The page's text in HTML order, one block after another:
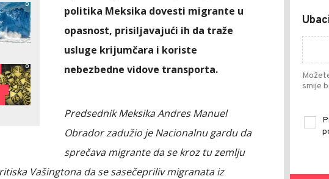
0
0
politika Meksika dovesti migrante u
opasnost, prisiljavajući ih da traže
usluge krijumčara i koriste
nebezbedne vidove transporta.
Predsednik Meksika Andres Manuel
Obrador zadužio je Nacionalnu gardu da
sprečava migrante da se kroz tu zemlju
Vašingtona da se sasečepriliv migranata iz
smije